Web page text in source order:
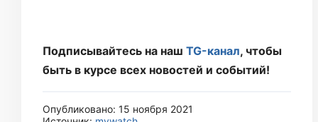
Подписывайтесь на наш TG-канал, чтобы
быть в курсе всех новостей и событий!
Опубликовано: 15 ноября 2021